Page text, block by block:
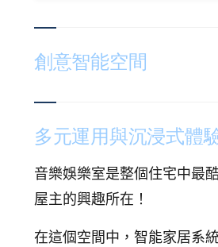
創意智能空間
多元運用與沉浸式體
音樂娛樂室是整個住宅中最
屋主的興趣所在！
在這個空間中，智能家居系